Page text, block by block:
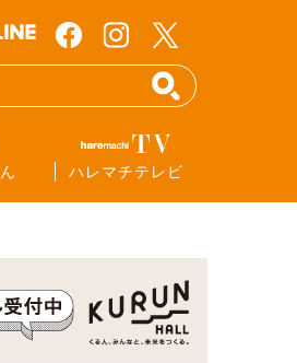
ハレマチテレビ